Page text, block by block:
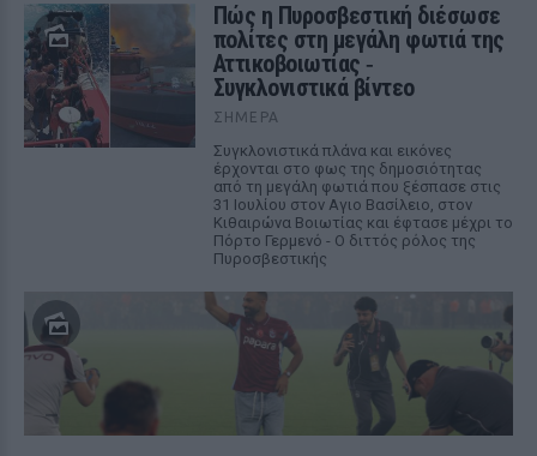
Πώς η Πυροσβεστική διέσωσε
πολίτες στη μεγάλη φωτιά της
Αττικοβοιωτίας ‑
Συγκλονιστικά βίντεο
ΣΉΜΕΡΑ
Συγκλονιστικά πλάνα και εικόνες
έρχονται στο φως της δημοσιότητας
από τη μεγάλη φωτιά που ξέσπασε στις
31 Ιουλίου στον Αγιο Βασίλειο, στον
Κιθαιρώνα Βοιωτίας και έφτασε μέχρι το
Πόρτο Γερμενό - Ο διττός ρόλος της
Πυροσβεστικής